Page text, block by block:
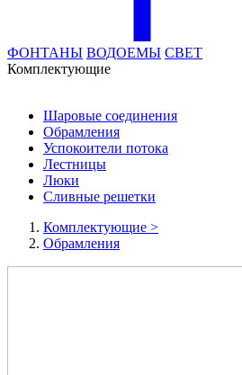
ФОНТАНЫ ВОДОЕМЫ СВЕТ
Комплектующие
Шаровые соединения
Обрамления
Успокоители потока
Лестницы
Люки
Сливные решетки
Комплектующие >
Обрамления